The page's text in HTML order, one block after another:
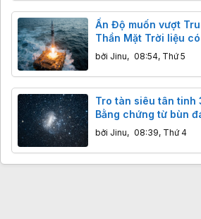
Ấn Độ muốn vượt
Thần Mặt Trời liệu
bởi Jinu, 08:54, Thứ 5
Tro tàn siêu tân tinh
Bằng chứng từ bùn
bởi Jinu, 08:39, Thứ 4